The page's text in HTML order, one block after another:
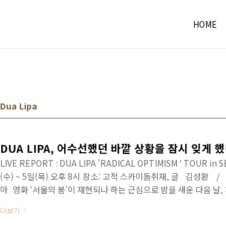
HOME
Dua Lipa
DUA LIPA, 어수선했던 바깥 상황을 잠시 잊게
LIVE REPORT : DUA LIPA 'RADICAL OPTIMISM ' TOUR in
(수) ~ 5일(목) 오후 8시 장소: 고척 스카이돔취재, 글 김성환
아 영화 ‘서울의 봄’이 재현되나 하는 근심으로 밤을 새운 다음
반열에 오른 두아 리파의 내한공연은 어떻게 되는 건가라는 걱정이
더보기